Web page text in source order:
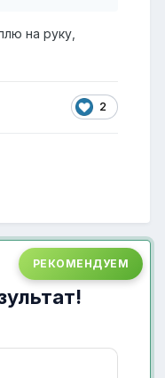
на руку,
2
РЕКОМЕНДУЕМ